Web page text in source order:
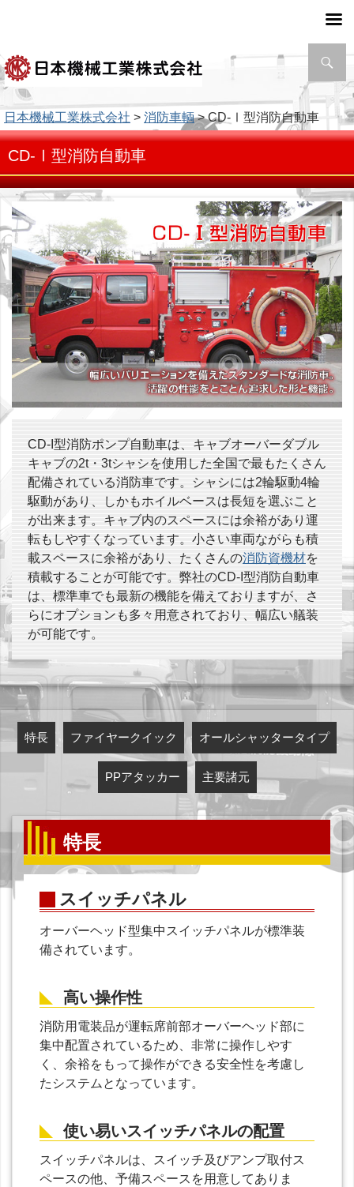
索
日本機械工業株式会社 > 消防車輌> CD-Ⅰ型消防自動車
CD-Ⅰ型消防自動車
CD-I型消防ポンプ自動車は、キャブオーバーダブル
キャブの2t・3tシャシを使用した全国で最もたくさん
配備されている消防車です。シャシには2輪駆動4輪
駆動があり、しかもホイルベースは長短を選ぶこと
が出来ます。キャブ内のスペースには余裕があり運
転もしやすくなっています。小さい車両ながらも積
載スペースに余裕があり、たくさんの消防資機材を
積載することが可能です。弊社のCD-I型消防自動車
は、標準車でも最新の機能を備えておりますが、さ
らにオプションも多々用意されており、幅広い艤装
が可能です。
特長 ファイヤークイック オールシャッタータイプ
PPアタッカー 主要諸元
特長
スイッチパネル
オーバーヘッド型集中スイッチパネルが標準装
備されています。
高い操作性
消防用電装品が運転席前部オーバーヘッド部に
集中配置されているため、非常に操作しやす
く、余裕をもって操作ができる安全性を考慮し
たシステムとなっています。
使い易いスイッチパネルの配置
スイッチパネルは、スイッチ及びアンプ取付ス
ペースの他、予備スペースを用意してありま